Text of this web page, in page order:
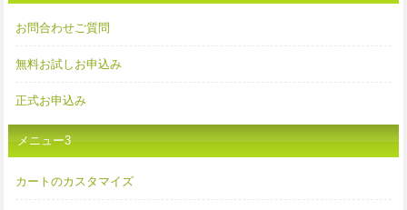
お問合わせご質問
無料お試しお申込み
正式お申込み
メニュー3
カートのカスタマイズ